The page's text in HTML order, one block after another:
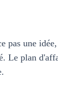
pas une
Le plan